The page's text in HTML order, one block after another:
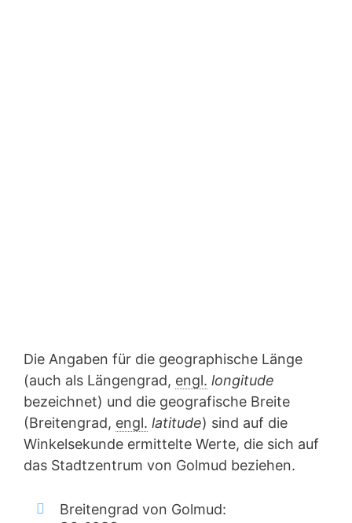
Die Angaben für die geographische Länge
(auch als Längengrad, engl. longitude
bezeichnet) und die geografische Breite
(Breitengrad, engl. latitude) sind auf die
Winkelsekunde ermittelte Werte, die sich auf
das Stadtzentrum von Golmud beziehen.
Breitengrad von Golmud: